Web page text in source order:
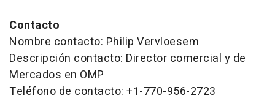
Contacto
Nombre contacto: Philip Vervloesem
Descripción contacto: Director comercial y de
Mercados en OMP
Teléfono de contacto: +1-770-956-2723